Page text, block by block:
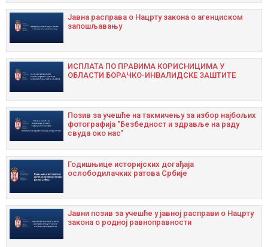
Јавна расправа о Нацрту закона о агенциском
запошљавању
ИСПЛАТА ПО ПРАВИМА КОРИСНИЦИМА У
ОБЛАСТИ БОРАЧКО-ИНВАЛИДСКЕ ЗАШТИТЕ
Позив за учешће на такмичењу за избор најбољих
фотографија "Безбедност и здравље на раду
свуда око нас"
Годишњицe историјских догађаја
ослободилачких ратова Србије
Јавни позив за учешће у јавној расправи о Нацрту
закона о родној равноправности